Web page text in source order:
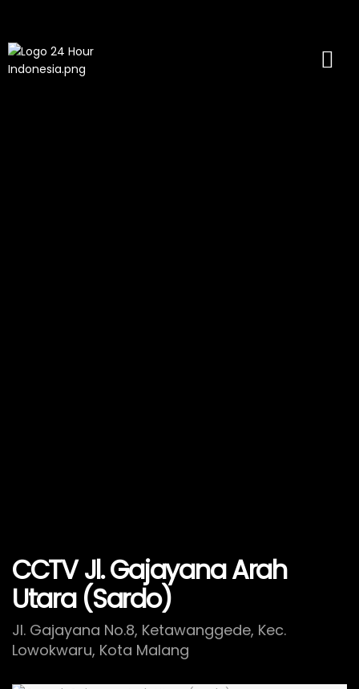
CCTV Jl. Gajayana Arah
Utara (Sardo)
Jl. Gajayana No.8, Ketawanggede, Kec.
Lowokwaru, Kota Malang